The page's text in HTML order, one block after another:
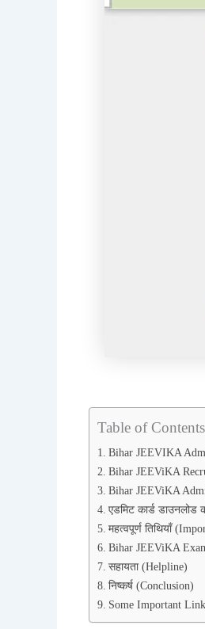
Table of Contents
Bihar JEEVIKA
Bihar JEEViKA
Bihar JEEViKA
एडमिट कार्ड डाउनलोड
महत्वपूर्ण तिथियाँ
Bihar JEEViKA
सहायता (Helpline)
निष्कर्ष (Conclusion)
Some Important